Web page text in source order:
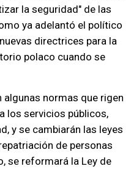
la seguridad" de las
ya adelantó el político
directrices para la
polaco cuando se
normas que rigen
los servicios públicos,
y se cambiarán las leyes
de personas
se reformará la Ley de